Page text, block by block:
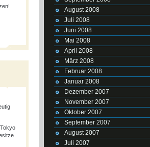
August 2008
Juli 2008
Juni 2008
Mai 2008
April 2008
März 2008
Februar 2008
Januar 2008
Dezember 2007
November 2007
Oktober 2007
September 2007
August 2007
Juli 2007